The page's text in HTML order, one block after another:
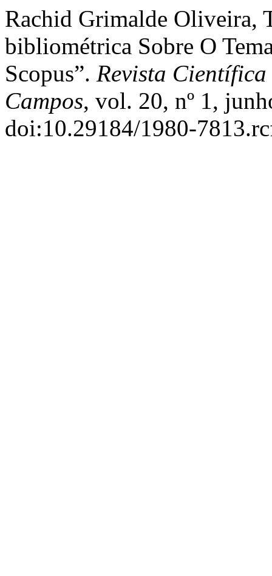
Rachid Grimalde Oliveira,
bibliométrica Sobre O
Scopus”. Revista
Campos, vol. 20, nº 1,
doi:10.29184/1980-